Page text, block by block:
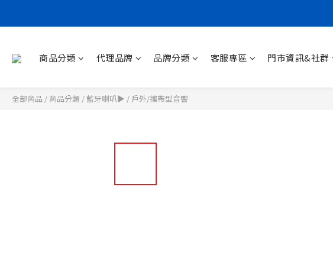
商品分類 代理品牌 品牌分類 客服專區 門市資訊&社群
全部商品 / 商品分類 /藍牙喇叭▶ / 戶外/攜帶型音響